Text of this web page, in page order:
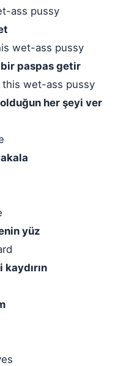
ass pussy
wet-ass pussy
paspas getir
wet-ass pussy
her şeyi ver
yüz